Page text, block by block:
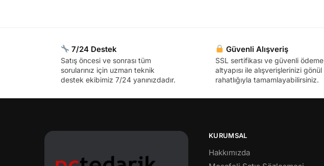
7/24 Destek
Satış öncesi ve sonrası tüm
sorularınız için uzman teknik
destek ekibimiz 7/24 yanınızdadır.
Güvenli Alışveriş
SSL sertifikası ve güvenli ödeme
altyapısı ile alışverişlerinizi gönül
rahatlığıyla tamamlayabilirsiniz.
KURUMSAL
Hakkımızda